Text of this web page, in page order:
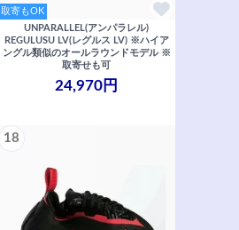
取寄もOK
UNPARALLEL(アンパラレル)
REGULUSU LV(レグルス LV) ※ハイア
ングル類似のオールラウンドモデル ※
取寄せも可
24,970円
18